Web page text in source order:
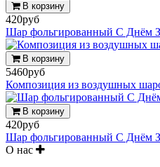
В корзину
420руб
Шар фольгированный С Днём
В корзину
5460руб
Композиция из воздушных
В корзину
420руб
Шар фольгированный С Днём
О нас